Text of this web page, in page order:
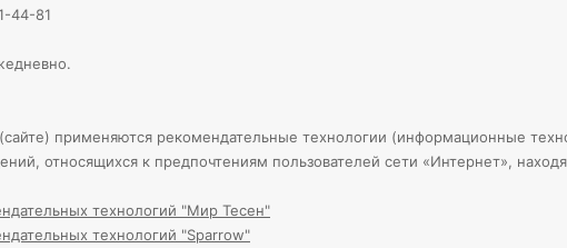
44-81
применяются рекомендательные технологии (информационные
относящихся к предпочтениям пользователей сети «Интернет»,
технологий "Мир Тесен"
технологий "Sparrow"